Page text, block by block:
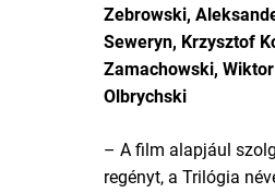
Zebrowski,
Seweryn, Krzysztof
Zamachowski,
Olbrychski
– A film alapjául
regényt, a Trilógia